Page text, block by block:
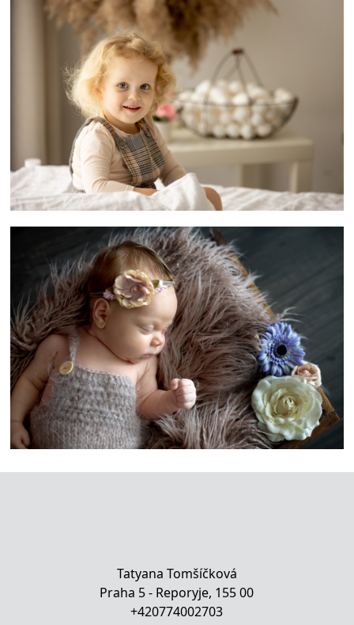
Tatyana Tomšíčková
Praha 5 - Reporyje, 155 00
+420774002703